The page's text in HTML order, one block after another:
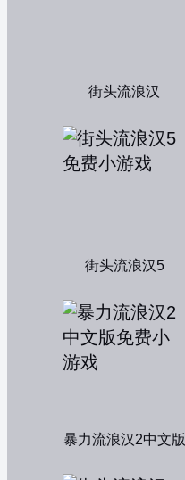
街头流浪汉
街头流浪汉5
暴力流浪汉2中文版